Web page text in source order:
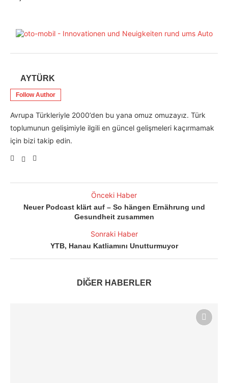
AYTÜRK
Follow Author
Avrupa Türkleriyle 2000’den bu yana omuz omuzayız. Türk
toplumunun gelişimiyle ilgili en güncel gelişmeleri kaçırmamak
için bizi takip edin.
Önceki Haber
Neuer Podcast klärt auf – So hängen Ernährung und
Gesundheit zusammen
Sonraki Haber
YTB, Hanau Katliamını Unutturmuyor
DİĞER HABERLER